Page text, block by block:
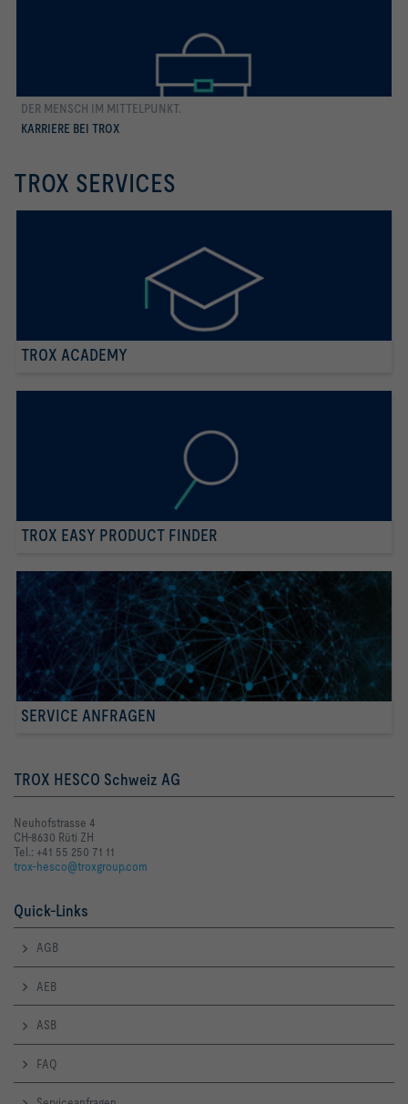
DER MENSCH IM MIT­TEL­PUNKT.
KARRIERE BEI TROX
mehr erfahren
TROX SERVICES
TROX ACADEMY
TROX EASY PRODUCT FINDER
SERVICE ANFRAGEN
TROX HESCO Schweiz AG
Neuhofstrasse 4
CH-8630 Rüti ZH
Tel.: +41 55 250 71 11
trox-hesco@troxgroup.com
Quick-Links
AGB
AEB
ASB
FAQ